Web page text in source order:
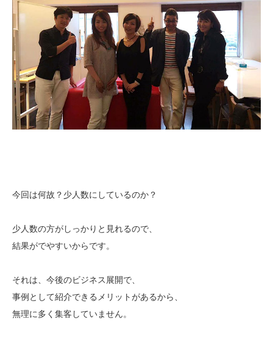
今回は何故？少人数にしているのか？
少人数の方がしっかりと見れるので、
結果がでやすいからです。
それは、今後のビジネス展開で、
事例として紹介できるメリットがあるから、
無理に多く集客していません。